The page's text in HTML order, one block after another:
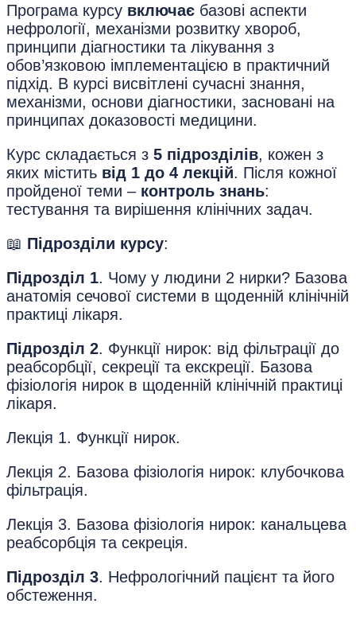
Програма курсу включає базові аспекти
нефрології, механізми розвитку хвороб,
принципи діагностики та лікування з
обов’язковою імплементацією в практичний
підхід. В курсі висвітлені сучасні знання,
механізми, основи діагностики, засновані на
принципах доказовості медицини.
Курс складається з 5 підрозділів, кожен з
яких містить від 1 до 4 лекцій. Після кожної
пройденої теми – контроль знань:
тестування та вирішення клінічних задач.
📖 Підрозділи курсу:
Підрозділ 1. Чому у людини 2 нирки? Базова
анатомія сечової системи в щоденній клінічній
практиці лікаря.
Підрозділ 2. Функції нирок: від фільтрації до
реабсорбції, секреції та екскреції. Базова
фізіологія нирок в щоденній клінічній практиці
лікаря.
Лекція 1. Функції нирок.
Лекція 2. Базова фізіологія нирок: клубочкова
фільтрація.
Лекція 3. Базова фізіологія нирок: канальцева
реабсорбція та секреція.
Підрозділ 3. Нефрологічний пацієнт та його
обстеження.